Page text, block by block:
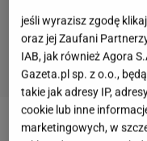
Cezary Żakod wielu
jeśli wyrazisz zgodę
oraz jej Zaufani
IAB, jak również Agora
Gazeta.pl sp. z o.o.,
takie jak adresy IP,
cookie lub inne
marketingowych, w